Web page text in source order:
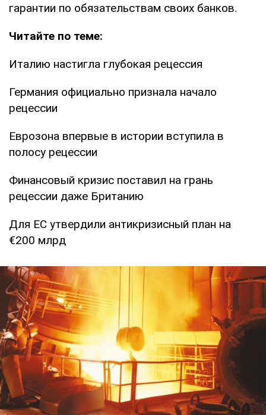
гарантии по обязательствам своих банков.
Читайте по теме:
Италию настигла глубокая рецессия
Германия официально признала начало
рецессии
Еврозона впервые в истории вступила в
полосу рецессии
Финансовый кризис поставил на грань
рецессии даже Британию
Для ЕС утвердили антикризисный план на
€200 млрд